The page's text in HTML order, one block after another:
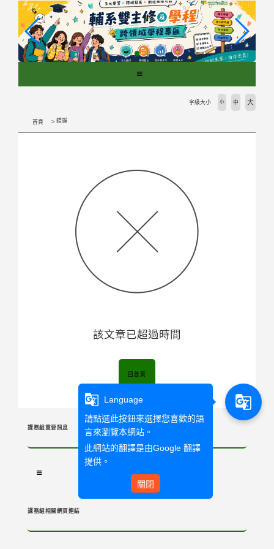
首頁 錯誤
字級大小 小 中 大
該文章已超過時間
回首頁
課務組重要訊息
課務組相關網頁連結
g_translate
Language
請點選此按鈕來選擇您喜歡的語
言來瀏覽本網站。
此網站的翻譯是由Google 翻譯
提供。
關閉
g_translate